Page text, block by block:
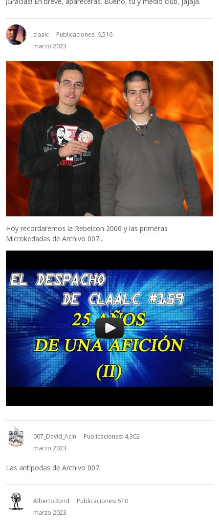
claalc
Publicaciones: 6,516
marzo 2023
Hoy recordaremos la Rebelcon 2006 y las primeras
Microkedadas de Archivo 007...
007_David_Acín
Publicaciones: 4,302
marzo 2023
Las antípodas de Archivo 007.
AlbertoBond
Publicaciones: 510
marzo 2023